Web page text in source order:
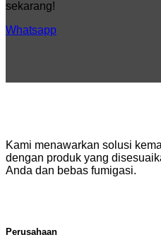
sekarang!
Whatsapp
Kami menawarkan solusi
dengan produk yang
Anda dan bebas fumigasi.
Perusahaan